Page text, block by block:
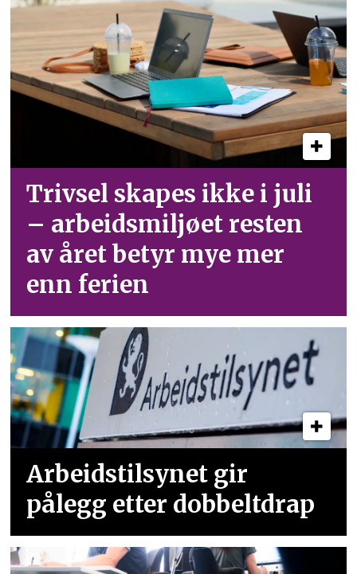
Trivsel skapes ikke i juli
– arbeid­smiljøet resten
av året betyr mye mer
enn ferien
Arbeidstilsynet gir
pålegg etter dobbeltdrap